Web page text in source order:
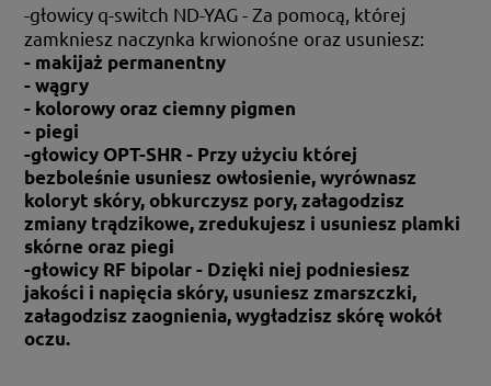
-głowicy q-switch ND-YAG - Za pomocą, której
zamkniesz naczynka krwionośne oraz usuniesz:
- makijaż permanentny
- wągry
- kolorowy oraz ciemny pigmen
- piegi
-głowicy OPT-SHR - Przy użyciu której
bezboleśnie usuniesz owłosienie, wyrównasz
koloryt skóry, obkurczysz pory, załagodzisz
zmiany trądzikowe, zredukujesz i usuniesz plamki
skórne oraz piegi
-głowicy RF bipolar- Dzięki niej podniesiesz
jakości i napięcia skóry, usuniesz zmarszczki,
załagodzisz zaognienia, wygładzisz skórę wokół
oczu.